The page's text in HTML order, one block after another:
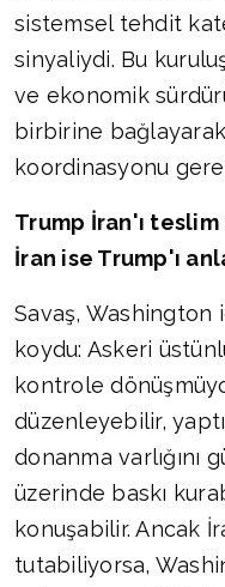
sistemsel tehdit
sinyaliydi. Bu
ve ekonomik
birbirine bağlayarak
koordinasyonu
Trump İran'ı
İran ise Trump'ı
Savaş,
koydu: Askeri
kontrole
düzenleyebilir,
donanma varlığını
üzerinde baskı
konuşabilir. Ancak
tutabiliyorsa,